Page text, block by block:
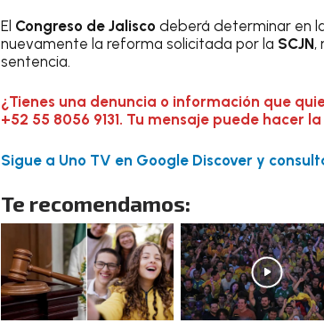
El Congreso de Jalisco deberá determinar en
nuevamente la reforma solicitada por la SCJN,
sentencia.
¿Tienes una denuncia o información que
+52 55 8056 9131. Tu mensaje puede hacer
Sigue a Uno TV en Google Discover y
Te recomendamos: